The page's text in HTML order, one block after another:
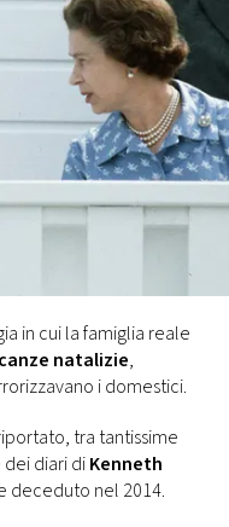
in cui la famiglia reale
natalizie,
i domestici.
tra tantissime
diari diKenneth
deceduto nel 2014.